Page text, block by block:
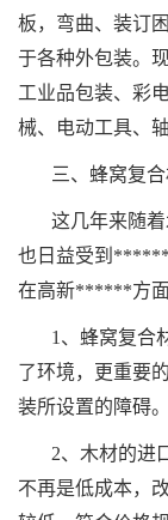
板，弯曲、装订
于各种外包装。
工业品包装、彩
械、电动工具、
三、蜂窝复
这几年来随
也日益受到******
在高新******方面
1、蜂窝复合
了环境，更重要
装所设置的障碍。
2、木材的进
不再是低成本，